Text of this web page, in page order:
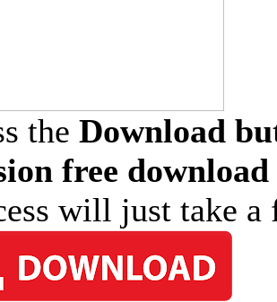
the Download
free
will just take a